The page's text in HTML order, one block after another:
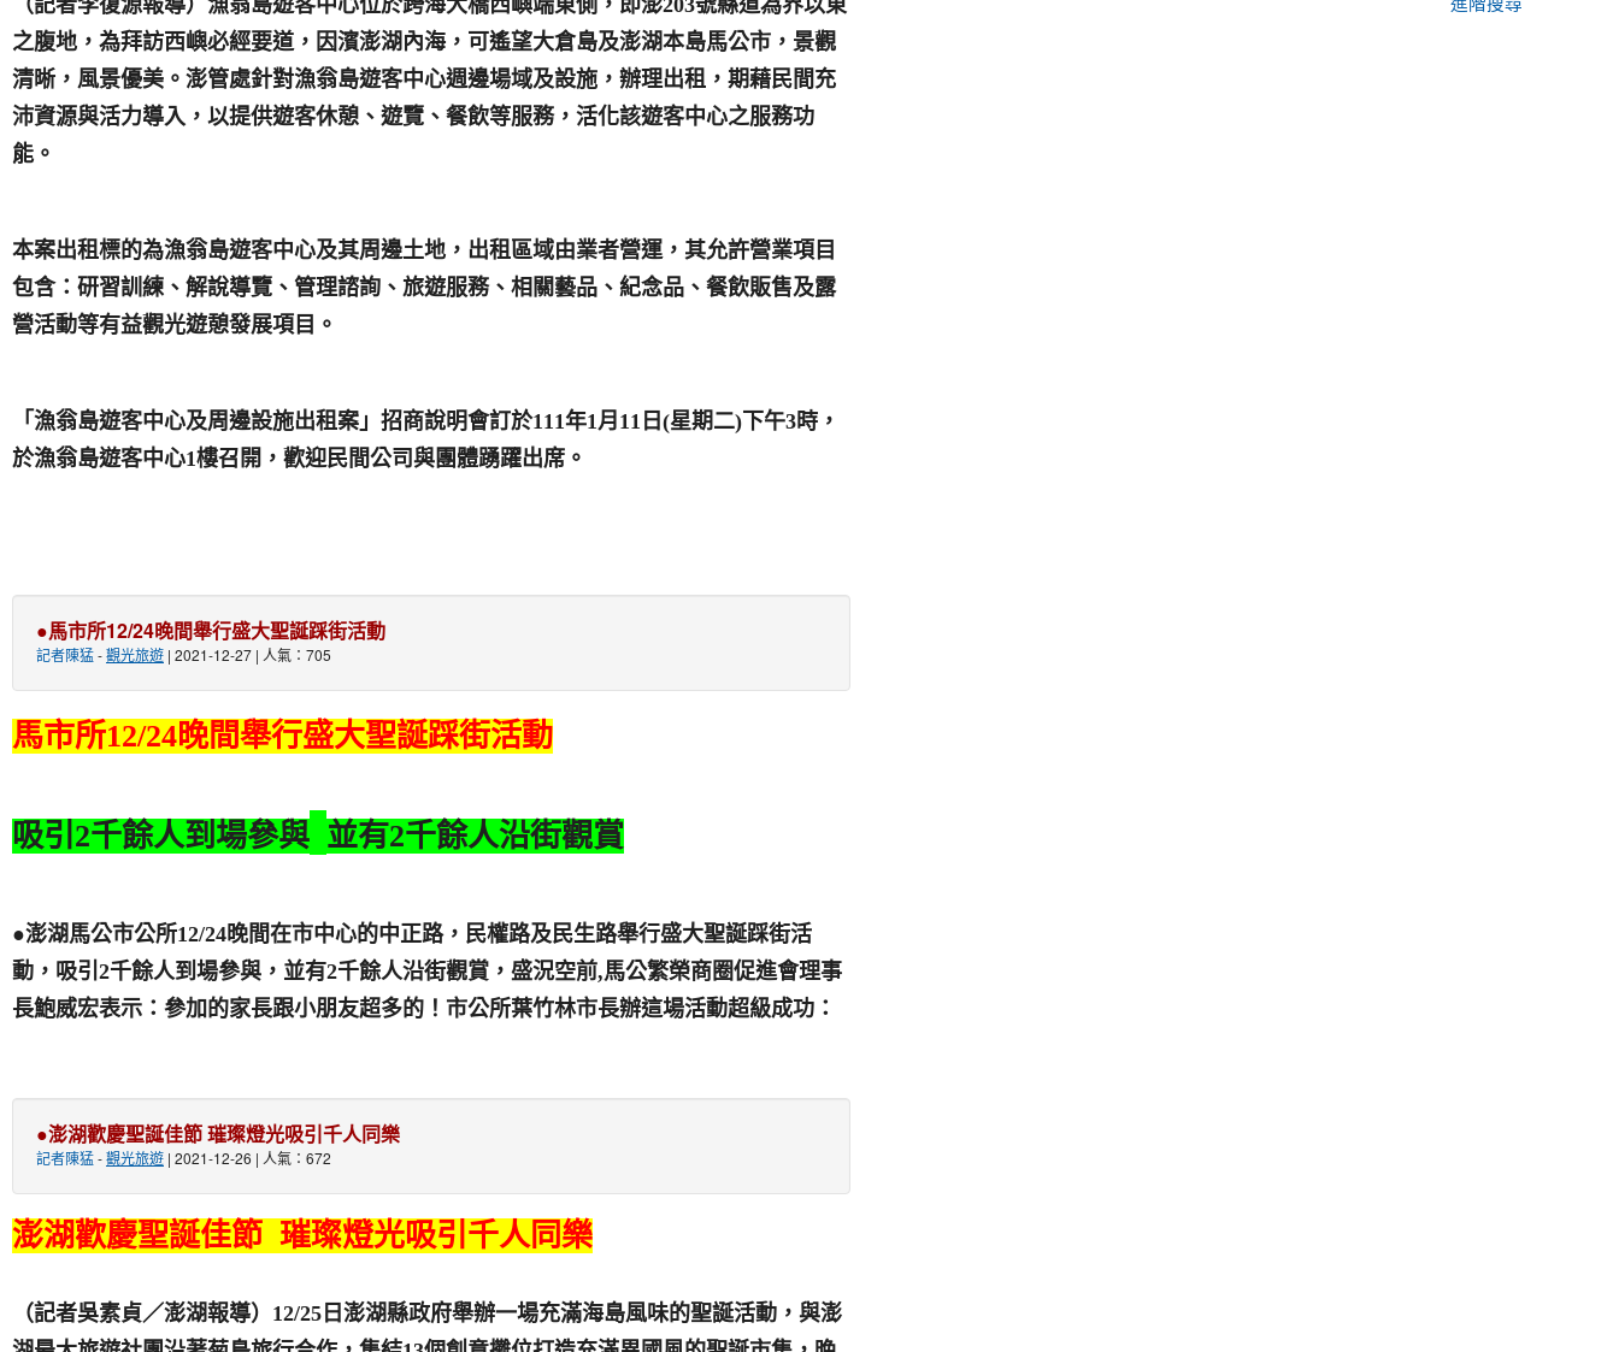
（記者李復源報導）漁翁島遊客中心位於跨海大橋西嶼端東側，即澎203號縣道為界以東
之腹地，為拜訪西嶼必經要道，因濱澎湖內海，可遙望大倉島及澎湖本島馬公市，景觀
清晰，風景優美。澎管處針對漁翁島遊客中心週邊場域及設施，辦理出租，期藉民間充
沛資源與活力導入，以提供遊客休憩、遊覽、餐飲等服務，活化該遊客中心之服務功
能。
本案出租標的為漁翁島遊客中心及其周邊土地，出租區域由業者營運，其允許營業項目
包含：研習訓練、解說導覽、管理諮詢、旅遊服務、相關藝品、紀念品、餐飲販售及露
營活動等有益觀光遊憩發展項目。
「漁翁島遊客中心及周邊設施出租案」招商說明會訂於111年1月11日(星期二)下午3時，
於漁翁島遊客中心1樓召開，歡迎民間公司與團體踴躍出席。
●馬市所12/24晚間舉行盛大聖誕踩街活動
記者陳猛-觀光旅遊 | 2021-12-27 | 人氣：705
馬市所12/24晚間舉行盛大聖誕踩街活動
吸引 2千餘人到場參與 並有2千餘人沿街觀賞
●澎湖馬公市公所12/24晚間在市中心的中正路，民權路及民生路舉行盛大聖誕踩街活
動，吸引 2千餘人到場參與，並有2千餘人沿街觀賞，盛況空前,馬公繁榮商圈促進會理事
長鮑威宏表示：參加的家長跟小朋友超多的！市公所葉竹林市長辦這場活動超級成功：
●澎湖歡慶聖誕佳節 璀璨燈光吸引千人同樂
記者陳猛-觀光旅遊 | 2021-12-26 | 人氣：672
澎湖歡慶聖誕佳節 璀璨燈光吸引千人同樂
（記者吳素貞／澎湖報導）12/25日澎湖縣政府舉辦一場充滿海島風味的聖誕活動，與澎